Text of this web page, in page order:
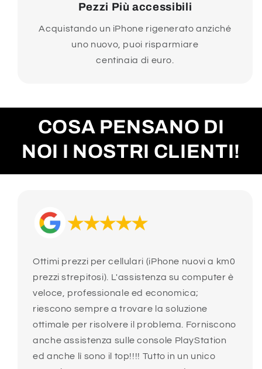
Pezzi Più accessibili
Acquistando un iPhone rigenerato anziché
uno nuovo, puoi risparmiare
centinaia di euro.
COSA PENSANO DI
NOI I NOSTRI CLIENTI!
Ottimi prezzi per cellulari (iPhone nuovi a km0
prezzi strepitosi). L'assistenza su computer è
veloce, professionale ed economica;
riescono sempre a trovare la soluzione
ottimale per risolvere il problema. Forniscono
anche assistenza sulle console PlayStation
ed anche lì sono il top!!!! Tutto in un unico